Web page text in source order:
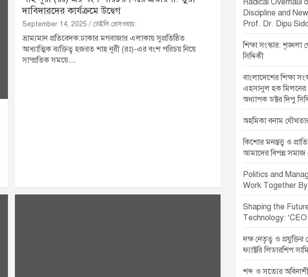
দাবিদারদের কার্যক্রমে উদ্বেগ
September 14, 2025 ডেইলি প্রেসওয়াচ:
ভ্রাম্যমান প্রতিবেদক:ঢাকার মগবাজার এলাকায় সুপ্রতিষ্ঠিত
আধ্যাত্মিক ব্যক্তিত্ব হজরত শাহ নূরী (রঃ)-এর বংশ পরিচয় নিয়ে
সাম্প্রতিক সময়ে…
Radical Overhaul
Discipline and
Prof. Dr. Dipu
শিক্ষা সংস্কার:
সিদ্দিকী
বাংলাদেশের শিক্ষা
এহসানুল হক মিলনের
অধ্যাপক ডক্টর দিপু
অহমিকা বনাম
কিশোর মনস্তত্ত্ব ও
আমাদের বিপন্ন সমাজ
Politics and
Work Together
Shaping the
Technology:
দক্ষ নেতৃত্ব ও
ফ্যাক্টরি লিডারশিপ
শব্দ ও সত্যের